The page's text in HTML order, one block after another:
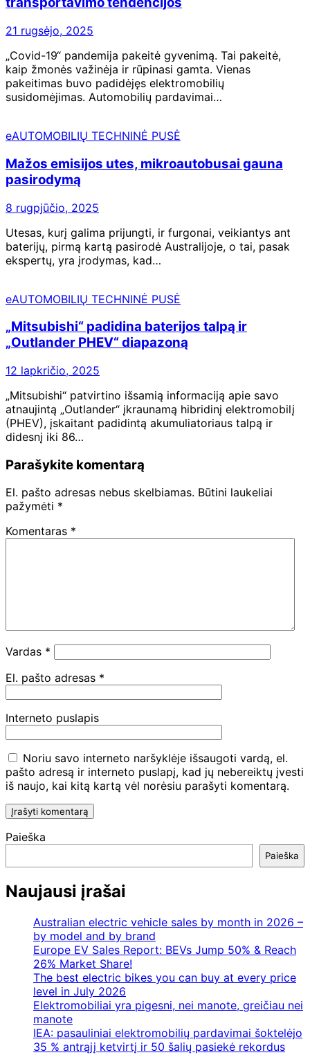
21 rugsėjo, 2025
„Covid-19“ pandemija pakeitė gyvenimą. Tai pakeitė,
kaip žmonės važinėja ir rūpinasi gamta. Vienas
pakeitimas buvo padidėjęs elektromobilių
susidomėjimas. Automobilių pardavimai…
eAUTOMOBILIŲ TECHNINĖ PUSĖ
Mažos emisijos utes, mikroautobusai gauna
pasirodymą
8 rugpjūčio, 2025
Utesas, kurį galima prijungti, ir furgonai, veikiantys ant
baterijų, pirmą kartą pasirodė Australijoje, o tai, pasak
ekspertų, yra įrodymas, kad…
eAUTOMOBILIŲ TECHNINĖ PUSĖ
„Mitsubishi“ padidina baterijos talpą ir
„Outlander PHEV“ diapazoną
12 lapkričio, 2025
„Mitsubishi“ patvirtino išsamią informaciją apie savo
atnaujintą „Outlander“ įkraunamą hibridinį elektromobilį
(PHEV), įskaitant padidintą akumuliatoriaus talpą ir
didesnį iki 86…
Parašykite komentarą
El. pašto adresas nebus skelbiamas. Būtini laukeliai
pažymėti *
Komentaras *
Vardas *
El. pašto adresas *
Interneto puslapis
Noriu savo interneto naršyklėje išsaugoti vardą, el.
pašto adresą ir interneto puslapį, kad jų nebereiktų įvesti
iš naujo, kai kitą kartą vėl norėsiu parašyti komentarą.
Paieška
Paieška
Naujausi įrašai
Australian electric vehicle sales by month in 2026 –
by model and by brand
Europe EV Sales Report: BEVs Jump 50% & Reach
26% Market Share!
The best electric bikes you can buy at every price
level in July 2026
Elektromobiliai yra pigesni, nei manote, greičiau nei
manote
IEA: pasauliniai elektromobilių pardavimai šoktelėjo
35 % antrąjį ketvirtį ir 50 šalių pasiekė rekordus